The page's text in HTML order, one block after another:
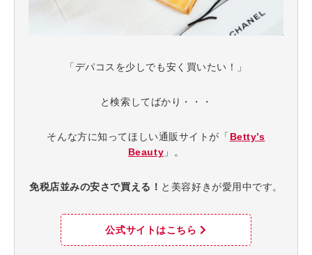
「デパコスを少しでも安く買いたい！」
と検索してばかり・・・
そんな方に知ってほしい通販サイトが「 Betty’s
Beauty 」。
免税店並みの安さで買える！ と美容好きが愛用中です。
公式サイトはこちら